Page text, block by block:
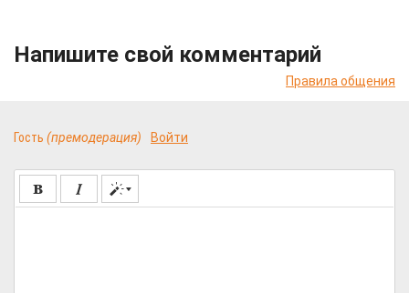
Напишите свой комментарий
Правила общения
Гость (премодерация) Войти